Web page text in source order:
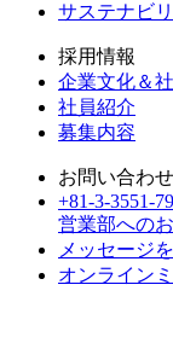
サステナビ
採用情報
企業文化＆
社員紹介
募集内容
お問い合わ
+81-3-3551-
営業部への
メッセージ
オンライン